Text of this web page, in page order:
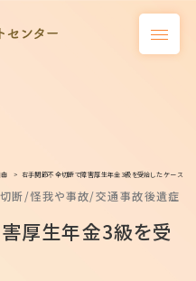
右手関節不全切断で障害厚生年金3級を受給したケース
断 怪我や事故 交通事故後遺症
厚生年金3級を受